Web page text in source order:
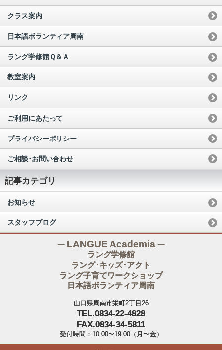
クラス案内
日本語ボランティア周南
ラング学修館Ｑ＆Ａ
教室案内
リンク
ご利用にあたって
プライバシーポリシー
ご相談･お問い合わせ
記事カテゴリ
お知らせ
スタッフブログ
─ LANGUE Academia ─
ラング学修館
ラング･キッズ･アクト
ラング子育てワークショップ
日本語ボランティア周南
山口県周南市栄町2丁目26
TEL.0834-22-4828
FAX.0834-34-5811
受付時間：10:00〜19:00（月〜金）